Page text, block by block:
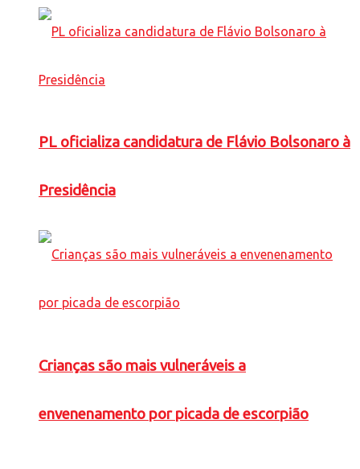
PL oficializa candidatura de Flávio Bolsonaro à
Presidência
Crianças são mais vulneráveis a
envenenamento por picada de escorpião